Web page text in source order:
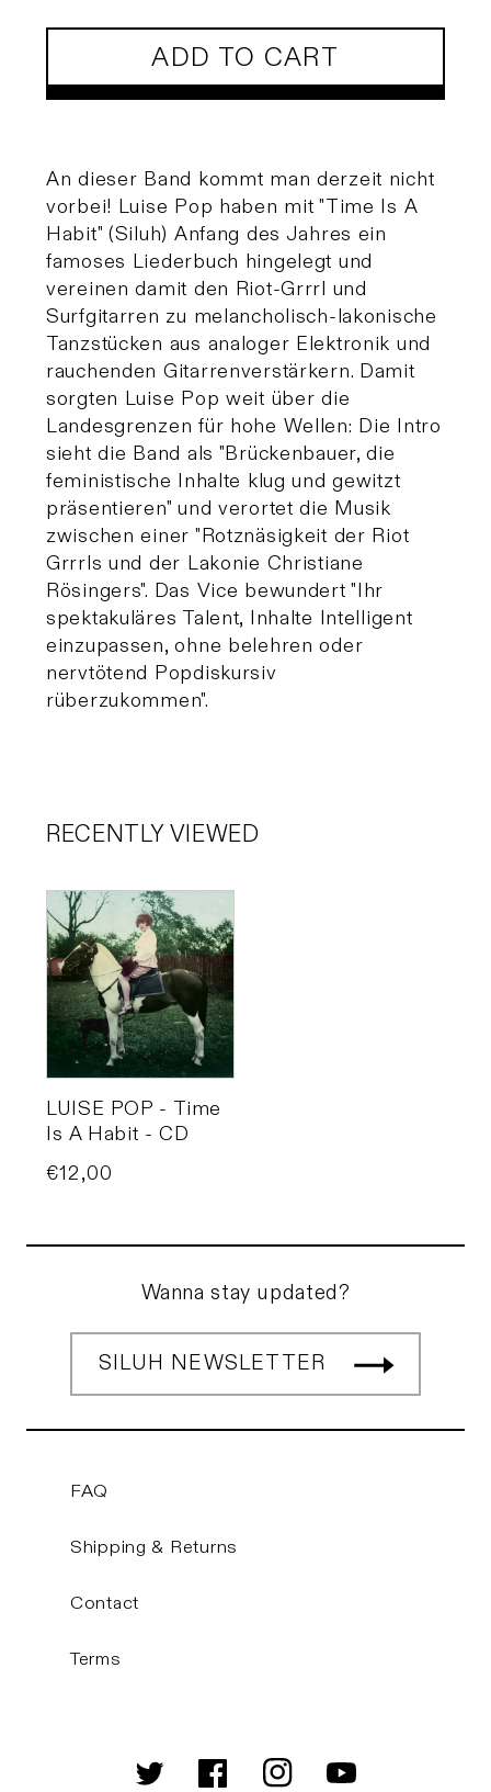
ADD TO CART
An dieser Band kommt man derzeit nicht
vorbei! Luise Pop haben mit "Time Is A
Habit" (Siluh) Anfang des Jahres ein
famoses Liederbuch hingelegt und
vereinen damit den Riot-Grrrl und
Surfgitarren zu melancholisch-lakonische
Tanzstücken aus analoger Elektronik und
rauchenden Gitarrenverstärkern. Damit
sorgten Luise Pop weit über die
Landesgrenzen für hohe Wellen: Die Intro
sieht die Band als "Brückenbauer, die
feministische Inhalte klug und gewitzt
präsentieren" und verortet die Musik
zwischen einer "Rotznäsigkeit der Riot
Grrrls und der Lakonie Christiane
Rösingers". Das Vice bewundert "Ihr
spektakuläres Talent, Inhalte Intelligent
einzupassen, ohne belehren oder
nervtötend Popdiskursiv
rüberzukommen".
RECENTLY VIEWED
LUISE POP - Time
Is A Habit - CD
Price
€12,00
Wanna stay updated?
SILUH NEWSLETTER
FAQ
Shipping & Returns
Contact
Terms
Twitter FacebookInstagramYouTube